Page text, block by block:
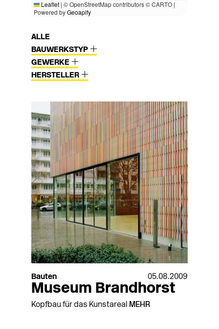
Leaflet | © OpenStreetMap contributors © CARTO |
Powered byGeoapify
ALLE
BAUWERKSTYP
GEWERKE
HERSTELLER
Bauten 05.08.2009
Museum Brandhorst
Kopfbau für das Kunstareal MEHR